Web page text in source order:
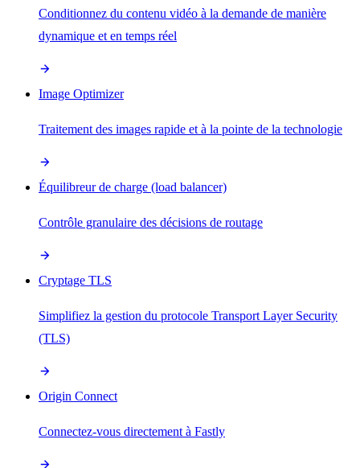
Conditionnez du contenu vidéo à la demande de manière
dynamique et en temps réel
Image Optimizer
Traitement des images rapide et à la pointe de la technologie
Équilibreur de charge (load balancer)
Contrôle granulaire des décisions de routage
Cryptage TLS
Simplifiez la gestion du protocole Transport Layer Security
(TLS)
Origin Connect
Connectez-vous directement à Fastly